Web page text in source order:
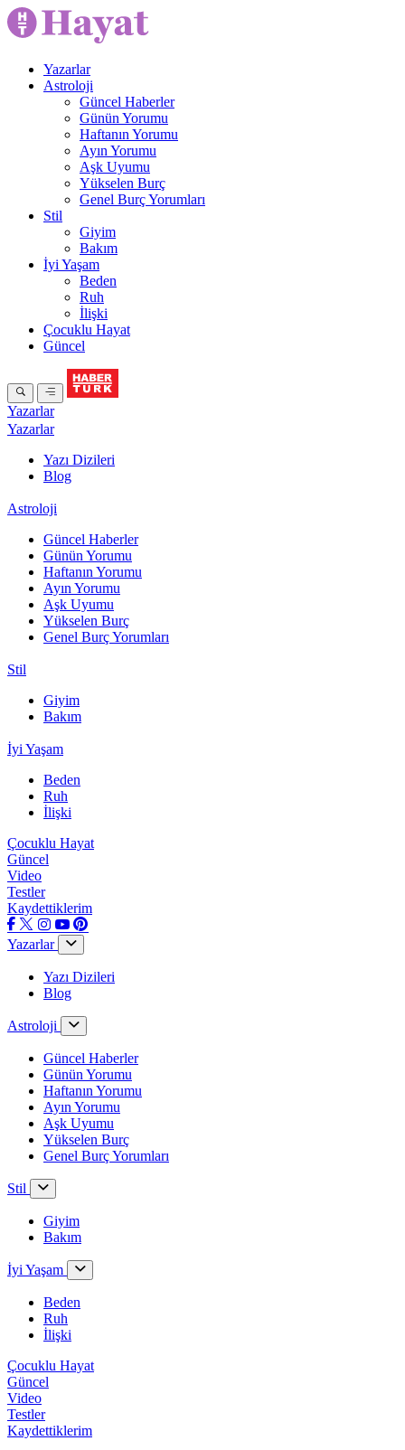
Yazarlar
Astroloji
Güncel Haberler
Günün Yorumu
Haftanın Yorumu
Ayın Yorumu
Aşk Uyumu
Yükselen Burç
Genel Burç Yorumları
Stil
Giyim
Bakım
İyi Yaşam
Beden
Ruh
İlişki
Çocuklu Hayat
Güncel
Yazarlar
Yazarlar
Yazı Dizileri
Blog
Astroloji
Güncel Haberler
Günün Yorumu
Haftanın Yorumu
Ayın Yorumu
Aşk Uyumu
Yükselen Burç
Genel Burç Yorumları
Stil
Giyim
Bakım
İyi Yaşam
Beden
Ruh
İlişki
Çocuklu Hayat
Güncel
Video
Testler
Kaydettiklerim
Yazarlar
Yazı Dizileri
Blog
Astroloji
Güncel Haberler
Günün Yorumu
Haftanın Yorumu
Ayın Yorumu
Aşk Uyumu
Yükselen Burç
Genel Burç Yorumları
Stil
Giyim
Bakım
İyi Yaşam
Beden
Ruh
İlişki
Çocuklu Hayat
Güncel
Video
Testler
Kaydettiklerim